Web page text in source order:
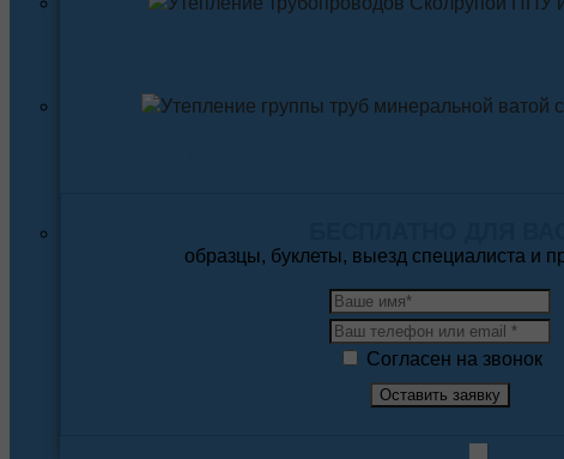
образцы, буклеты, выезд специалиста и
Согласен на звонок